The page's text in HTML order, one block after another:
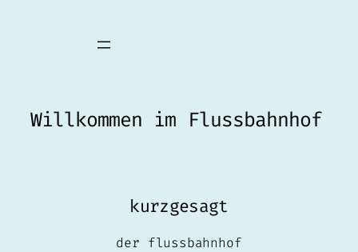
Willkommen im Flussbahnhof
kurzgesagt
der flussbahnhof